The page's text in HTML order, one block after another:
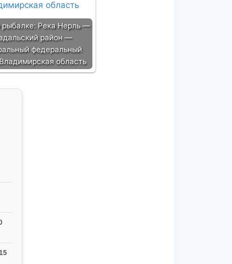
рыбалке: Река Нерль —
район —
федеральный
область